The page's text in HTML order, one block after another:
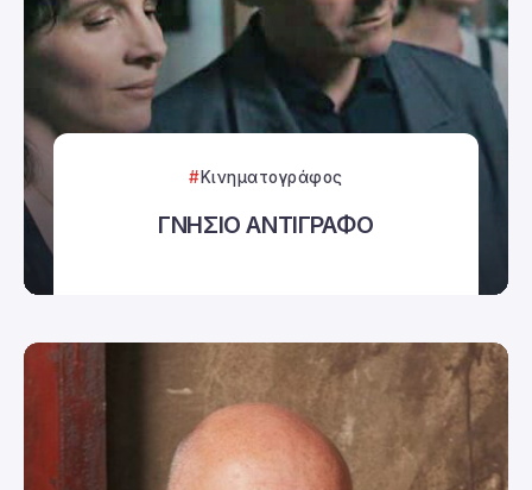
Κινηματογράφος
ΓΝΗΣΙΟ ΑΝΤΙΓΡΑΦΟ